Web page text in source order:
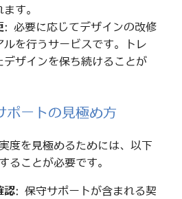
す。
: 必要に応じてデザインの改修
ルを行うサービスです。トレ
デザインを保ち続けることが
ポートの見極め方
度を見極めるためには、以下
ることが必要です。
認: 保守サポートが含まれる契